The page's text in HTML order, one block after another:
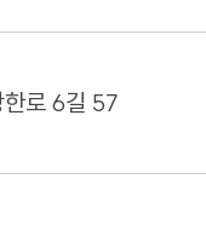
한로 6길 57